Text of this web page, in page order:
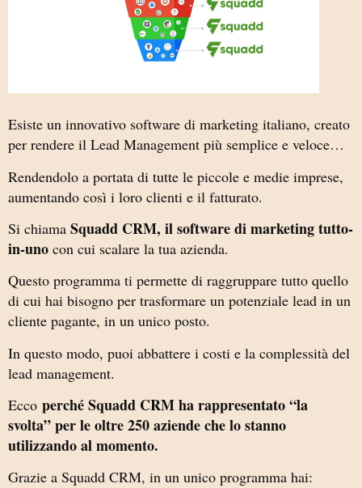
Esiste un innovativo software di marketing italiano, creato
per rendere il Lead Management più semplice e veloce…
Rendendolo a portata di tutte le piccole e medie imprese,
aumentando così i loro clienti e il fatturato.
Si chiama Squadd CRM, il software di marketing tutto-
in-uno con cui scalare la tua azienda.
Questo programma ti permette di raggruppare tutto quello
di cui hai bisogno per trasformare un potenziale lead in un
cliente pagante, in un unico posto.
In questo modo, puoi abbattere i costi e la complessità del
lead management.
Ecco perché Squadd CRM ha rappresentato “la
svolta” per le oltre 250 aziende che lo stanno
utilizzando al momento.
Grazie a Squadd CRM, in un unico programma hai: